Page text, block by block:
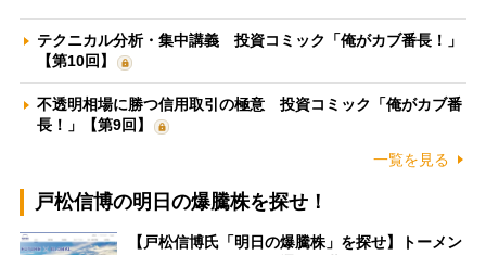
テクニカル分析・集中講義 投資コミック「俺がカブ番長！」
【第10回】
不透明相場に勝つ信用取引の極意 投資コミック「俺がカブ番
長！」【第9回】
一覧を見る
戸松信博の明日の爆騰株を探せ！
【戸松信博氏「明日の爆騰株」を探せ】トーメン